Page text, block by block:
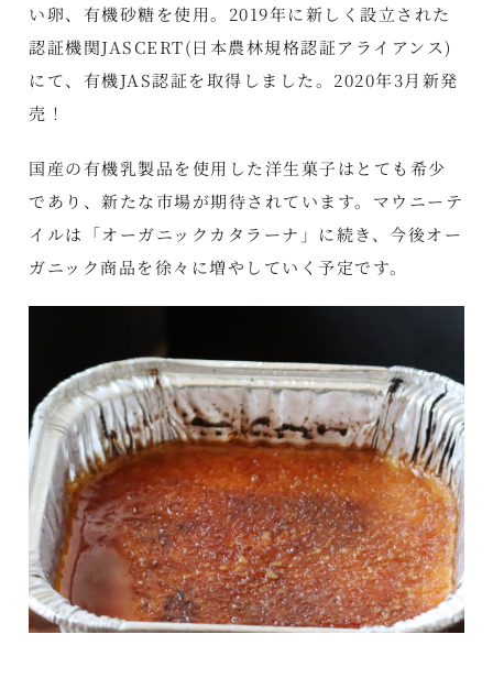
い卵、有機砂糖を使用。2019年に新しく設立された
認証機関JASCERT(日本農林規格認証アライアンス)
にて、有機JAS認証を取得しました。2020年3月新発
売！
国産の有機乳製品を使用した洋生菓子はとても希少
であり、新たな市場が期待されています。マウニーテ
イルは「オーガニックカタラーナ」に続き、今後オー
ガニック商品を徐々に増やしていく予定です。